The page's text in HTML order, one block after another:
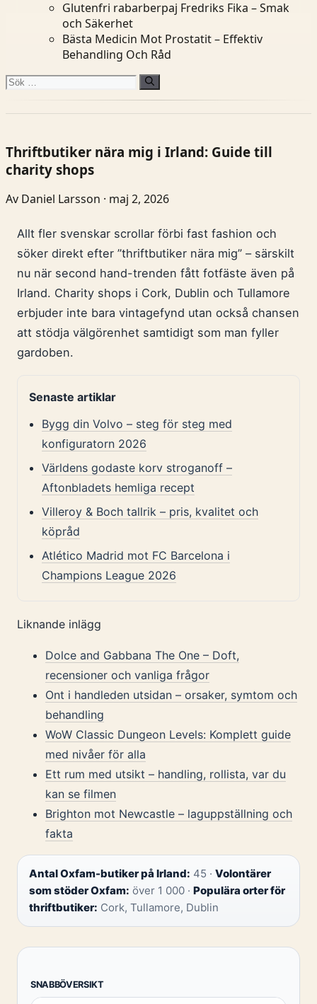
Glutenfri rabarberpaj Fredriks Fika – Smak
och Säkerhet
Bästa Medicin Mot Prostatit – Effektiv
Behandling Och Råd
Sök
Thriftbutiker nära mig i Irland: Guide till
charity shops
Av Daniel Larsson · maj 2, 2026
Allt fler svenskar scrollar förbi fast fashion och
söker direkt efter ”thriftbutiker nära mig” – särskilt
nu när second hand-trenden fått fotfäste även på
Irland. Charity shops i Cork, Dublin och Tullamore
erbjuder inte bara vintagefynd utan också chansen
att stödja välgörenhet samtidigt som man fyller
gardoben.
Senaste artiklar
Bygg din Volvo – steg för steg med
konfiguratorn 2026
Världens godaste korv stroganoff –
Aftonbladets hemliga recept
Villeroy & Boch tallrik – pris, kvalitet och
köpråd
Atlético Madrid mot FC Barcelona i
Champions League 2026
Liknande inlägg
Dolce and Gabbana The One – Doft,
recensioner och vanliga frågor
Ont i handleden utsidan – orsaker, symtom och
behandling
WoW Classic Dungeon Levels: Komplett guide
med nivåer för alla
Ett rum med utsikt – handling, rollista, var du
kan se filmen
Brighton mot Newcastle – laguppställning och
fakta
Antal Oxfam-butiker på Irland: 45 · Volontärer
som stöder Oxfam: över 1 000 · Populära orter för
thriftbutiker: Cork, Tullamore, Dublin
SNABBÖVERSIKT